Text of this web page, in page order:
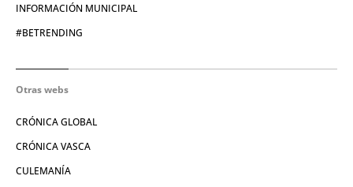
INFORMACIÓN MUNICIPAL
#BETRENDING
Otras webs
CRÓNICA GLOBAL
CRÓNICA VASCA
CULEMANÍA